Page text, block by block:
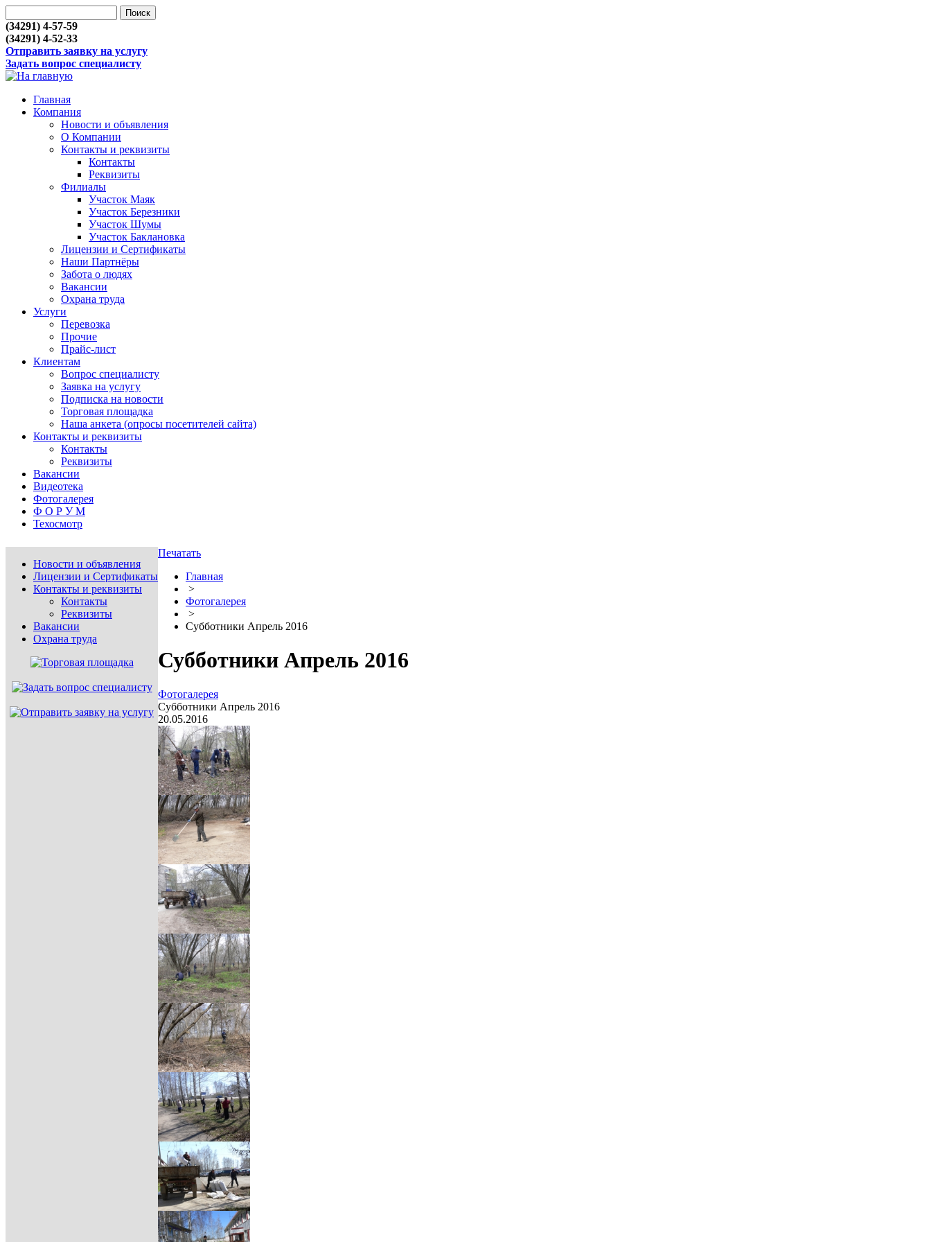
(34291) 4-57-59
(34291) 4-52-33
Отправить заявку на услугу
Задать вопрос специалисту
Главная
Компания
Новости и объявления
О Компании
Контакты и реквизиты
Контакты
Реквизиты
Филиалы
Участок Маяк
Участок Березники
Участок Шумы
Участок Баклановка
Лицензии и Сертификаты
Наши Партнёры
Забота о людях
Вакансии
Охрана труда
Услуги
Перевозка
Прочие
Прайс-лист
Клиентам
Вопрос специалисту
Заявка на услугу
Подписка на новости
Торговая площадка
Наша анкета (опросы посетителей сайта)
Контакты и реквизиты
Контакты
Реквизиты
Вакансии
Видеотека
Фотогалерея
Ф О Р У М
Техосмотр
Новости и объявления
Лицензии и Сертификаты
Контакты и реквизиты
Контакты
Реквизиты
Вакансии
Охрана труда
Печатать
Главная
>
Фотогалерея
>
Субботники Апрель 2016
Субботники Апрель 2016
Фотогалерея
Субботники Апрель 2016
20.05.2016